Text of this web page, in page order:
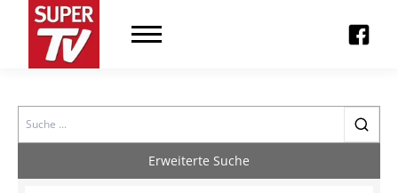
Search
Erweiterte Suche